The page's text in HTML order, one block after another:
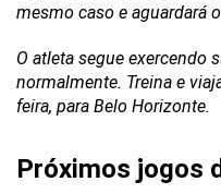
mesmo caso e aguardará
O atleta segue exercendo
normalmente. Treina e
feira, para Belo Horizonte.
Próximos jogos